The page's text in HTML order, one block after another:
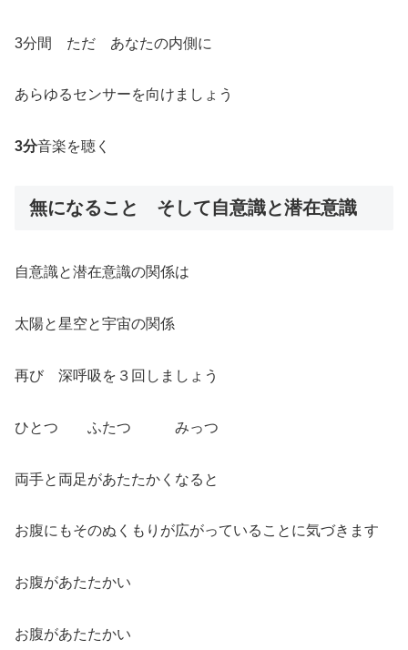
3分間 ただ あなたの内側に
あらゆるセンサーを向けましょう
3分音楽を聴く
無になること そして自意識と潜在意識
自意識と潜在意識の関係は
太陽と星空と宇宙の関係
再び 深呼吸を３回しましょう
ひとつ ふたつ みっつ
両手と両足があたたかくなると
お腹にもそのぬくもりが広がっていることに気づきます
お腹があたたかい
お腹があたたかい